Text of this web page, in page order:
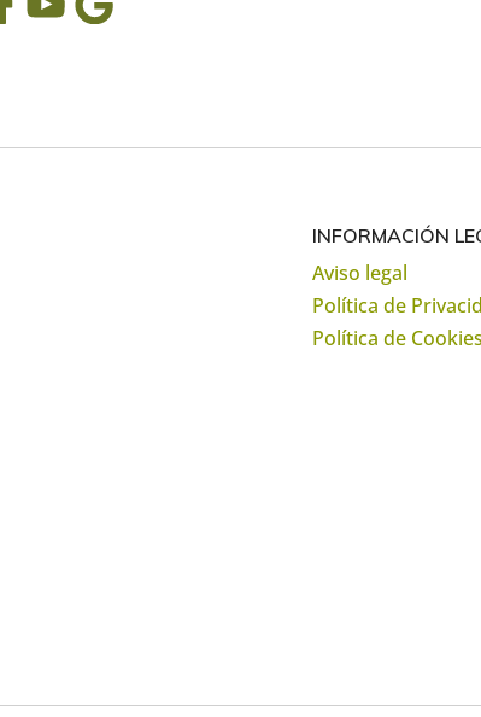
INFORMACIÓN
Aviso legal
Política de
Política de Cookies